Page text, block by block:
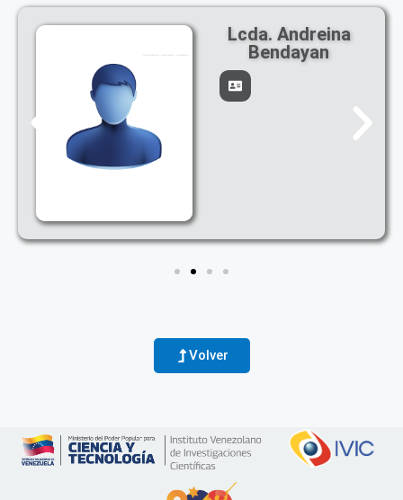
Lcda. Andreina
Bendayan
Volver